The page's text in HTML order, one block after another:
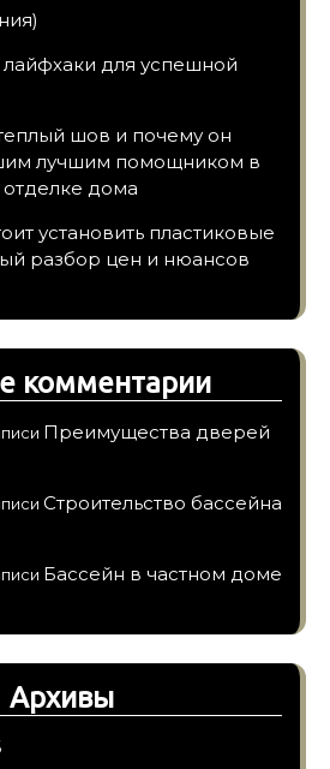
для успешной
шов и почему он
лучшим помощником в
дома
установить пластиковые
разбор цен и нюансов
комментарии
Преимущества дверей
Строительство бассейна
Бассейн в частном доме
Архивы